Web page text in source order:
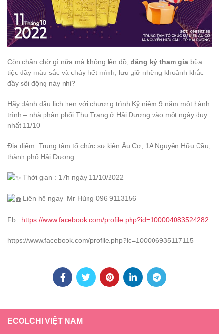
Còn chần chờ gì nữa mà không lên đồ, đăng ký tham gia bữa
tiệc đầy màu sắc và cháy hết mình, lưu giữ những khoảnh khắc
đầy sôi động này nhỉ?
Hãy đánh dấu lịch hẹn với chương trình Kỷ niệm 9 năm một hành
trình – nhà phân phối Thu Trang ở Hải Dương vào một ngày duy
nhất 11/10
Địa điểm: Trung tâm tổ chức sự kiện Âu Cơ, 1A Nguyễn Hữu Cầu,
thành phố Hải Dương.
Thời gian : 17h ngày 11/10/2022
Liên hệ ngay :Mr Hùng 096 9113156
Fb : https://www.facebook.com/profile.php?id=100004083524282
https://www.facebook.com/profile.php?id=100006935117115
ECOLCHI VIỆT NAM